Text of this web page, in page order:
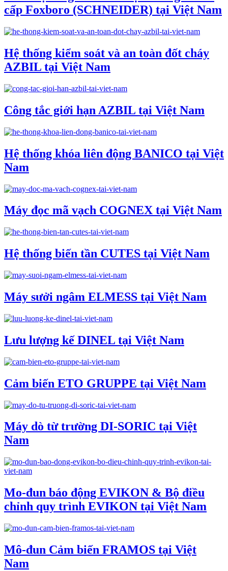
cấp Foxboro (SCHNEIDER) tại Việt Nam
Hệ thống kiểm soát và an toàn đốt cháy
AZBIL tại Việt Nam
Công tắc giới hạn AZBIL tại Việt Nam
Hệ thống khóa liên động BANICO tại Việt
Nam
Máy đọc mã vạch COGNEX tại Việt Nam
Hệ thống biến tần CUTES tại Việt Nam
Máy sưởi ngâm ELMESS tại Việt Nam
Lưu lượng kế DINEL tại Việt Nam
Cảm biến ETO GRUPPE tại Việt Nam
Máy dò từ trường DI-SORIC tại Việt
Nam
Mo-đun báo động EVIKON & Bộ điều
chỉnh quy trình EVIKON tại Việt Nam
Mô-đun Cảm biến FRAMOS tại Việt
Nam